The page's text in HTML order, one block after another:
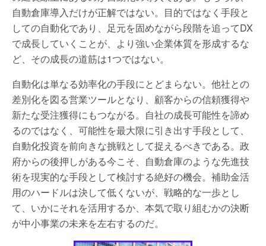
自動倉庫導入だけが正解ではない。目的ではなく手段と
しての自動化であり、足元を固めながら段階を追ってDX
で成長していくことが、より強い企業体質を形成するな
ど、その成長の道筋は1つではない。
自動化は単なる効率化の手段にとどまらない。他社との
差別化を図る営業ツールとなり、顧客からの信頼獲得や
新たな受注獲得にもつながる。自社の成長可能性を諦め
るのではなく、可能性を最大限に引き出す手段として、
自動化投資を前向きな挑戦として捉えるべきである。政
府からの後押しがある今こそ、自動倉庫のような先進技
術を現実的な手段として検討する絶好の機会。補助金活
用のハードルは決して低くないが、戦略的な一歩とし
て、いかにそれを活用するか、本気で取り組むかの決断
が中小事業の未来を左右するのだ。